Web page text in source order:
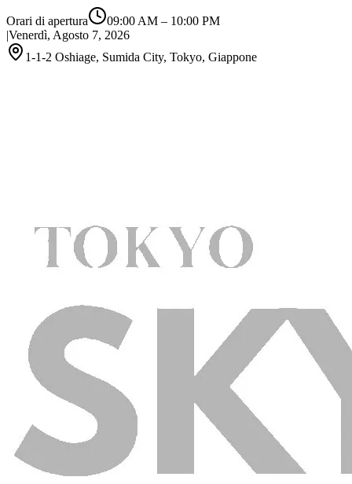
Orari di apertura 09:00 AM – 10:00 PM
|Venerdì, Agosto 7, 2026
1-1-2 Oshiage, Sumida City, Tokyo, Giappone